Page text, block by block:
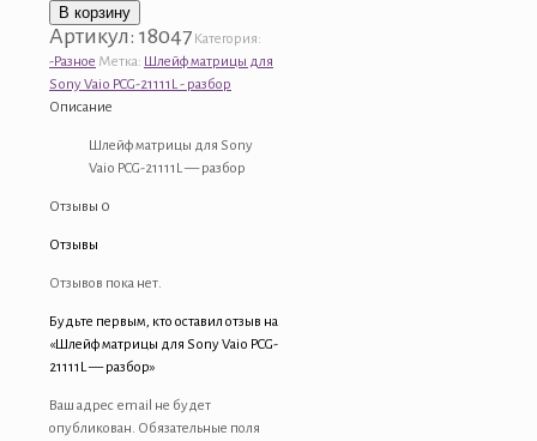
Количество
товара
Шлейф
матрицы
для
-
разбор
В корзину
Артикул: 18047 Категория:
-Разное Метка: Шлейф матрицы для
Sony Vaio PCG-21111L - разбор
Описание
Шлейф матрицы для Sony
Vaio PCG-21111L — разбор
Отзывы 0
Отзывы
Отзывов пока нет.
Будьте первым, кто оставил отзыв на
«Шлейф матрицы для Sony Vaio PCG-
21111L — разбор»
Ваш адрес email не будет
опубликован. Обязательные поля